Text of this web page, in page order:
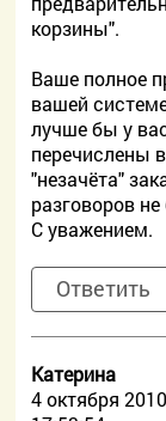
корзины".
Ваше полное
вашей
лучше бы у
перечислены
"незачёта"
разговоров
С уважением.
Ответить
Катерина
4 октября 2010